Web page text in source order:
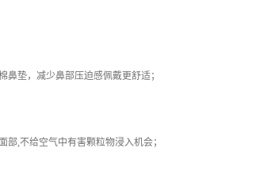
鼻垫，减少鼻部压迫感佩戴更舒适；
,不给空气中有害颗粒物浸入机会；